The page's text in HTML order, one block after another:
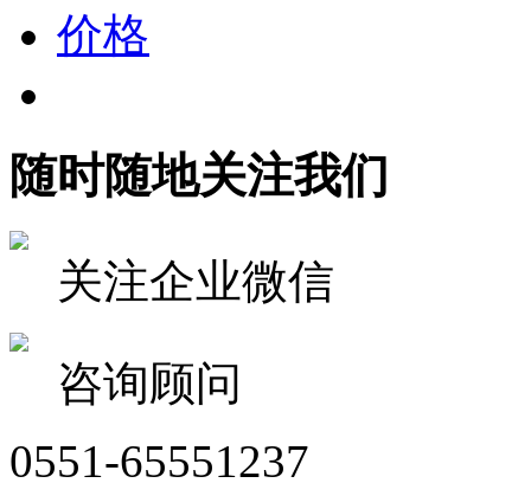
价格
随时随地关注我们
关注企业微信
咨询顾问
0551-65551237